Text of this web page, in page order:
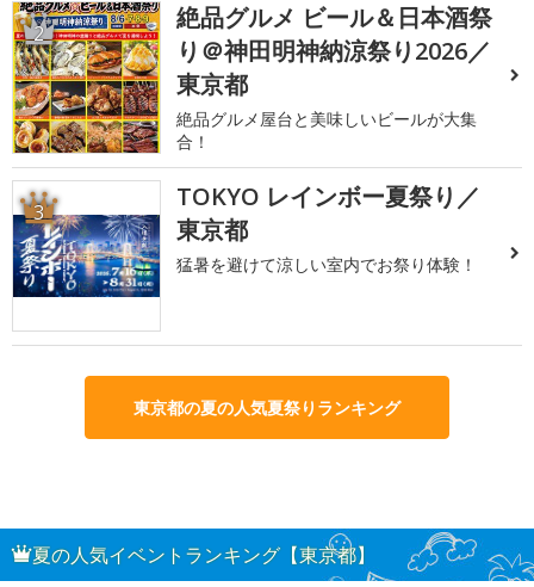
2
絶品グルメ ビール＆日本酒祭
り＠神田明神納涼祭り2026／
東京都
絶品グルメ屋台と美味しいビールが大集
合！
3
TOKYO レインボー夏祭り／
東京都
猛暑を避けて涼しい室内でお祭り体験！
東京都の夏の人気夏祭りランキング
夏の人気イベントランキング【東京都】